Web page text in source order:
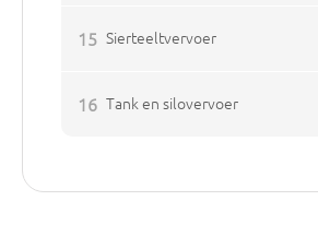
15 Sierteeltvervoer
16 Tank en silovervoer